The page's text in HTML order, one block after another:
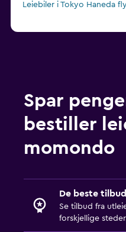
Leiebiler i Tokyo Haneda
Spar
bestiller
momondo
De beste
Se tilbud fra
forskjellige